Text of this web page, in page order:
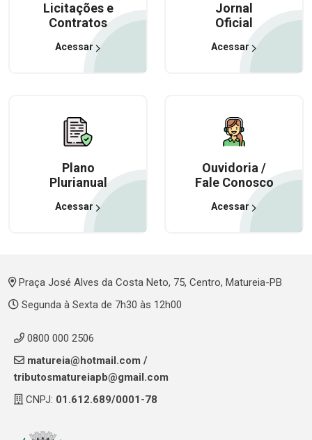
Licitações e
Contratos
Acessar
Jornal
Oficial
Acessar
Plano
Plurianual
Acessar
Ouvidoria /
Fale Conosco
Acessar
Praça José Alves da Costa Neto, 75, Centro, Matureia-PB
Segunda à Sexta de 7h30 às 12h00
0800 000 2506
matureia@hotmail.com /
tributosmatureiapb@gmail.com
CNPJ: 01.612.689/0001-78